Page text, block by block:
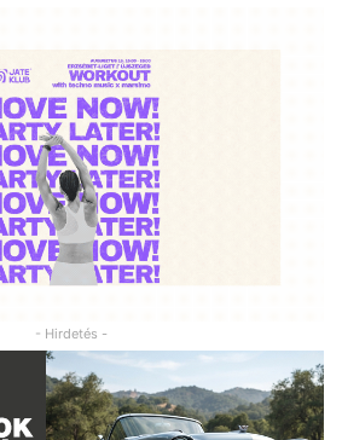
- Hirdetés -